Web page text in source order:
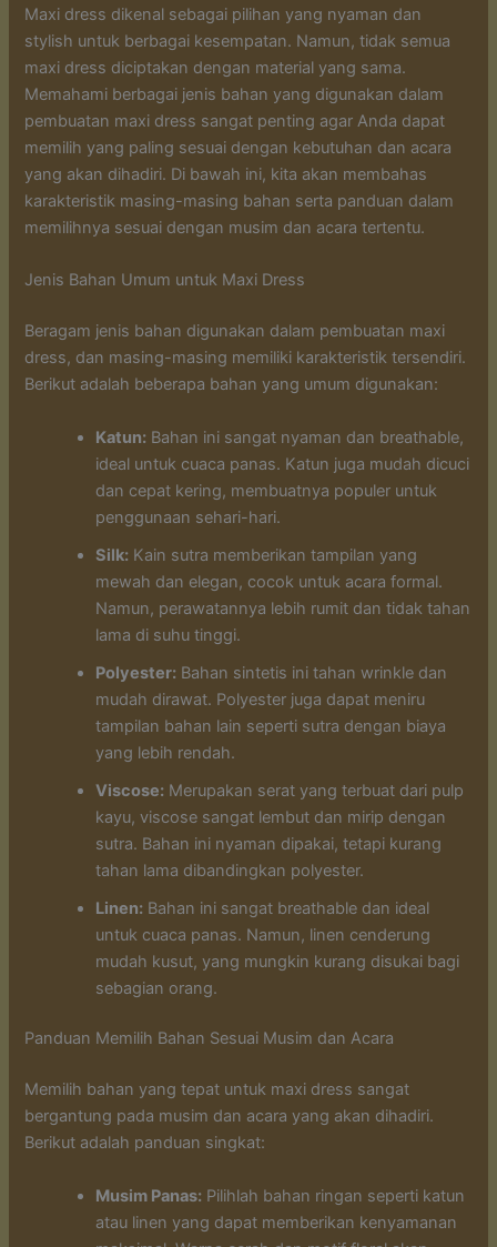
Maxi dress dikenal sebagai pilihan yang nyaman dan
stylish untuk berbagai kesempatan. Namun, tidak semua
maxi dress diciptakan dengan material yang sama.
Memahami berbagai jenis bahan yang digunakan dalam
pembuatan maxi dress sangat penting agar Anda dapat
memilih yang paling sesuai dengan kebutuhan dan acara
yang akan dihadiri. Di bawah ini, kita akan membahas
karakteristik masing-masing bahan serta panduan dalam
memilihnya sesuai dengan musim dan acara tertentu.
Jenis Bahan Umum untuk Maxi Dress
Beragam jenis bahan digunakan dalam pembuatan maxi
dress, dan masing-masing memiliki karakteristik tersendiri.
Berikut adalah beberapa bahan yang umum digunakan:
Katun: Bahan ini sangat nyaman dan breathable,
ideal untuk cuaca panas. Katun juga mudah dicuci
dan cepat kering, membuatnya populer untuk
penggunaan sehari-hari.
Silk: Kain sutra memberikan tampilan yang
mewah dan elegan, cocok untuk acara formal.
Namun, perawatannya lebih rumit dan tidak tahan
lama di suhu tinggi.
Polyester: Bahan sintetis ini tahan wrinkle dan
mudah dirawat. Polyester juga dapat meniru
tampilan bahan lain seperti sutra dengan biaya
yang lebih rendah.
Viscose: Merupakan serat yang terbuat dari pulp
kayu, viscose sangat lembut dan mirip dengan
sutra. Bahan ini nyaman dipakai, tetapi kurang
tahan lama dibandingkan polyester.
Linen: Bahan ini sangat breathable dan ideal
untuk cuaca panas. Namun, linen cenderung
mudah kusut, yang mungkin kurang disukai bagi
sebagian orang.
Panduan Memilih Bahan Sesuai Musim dan Acara
Memilih bahan yang tepat untuk maxi dress sangat
bergantung pada musim dan acara yang akan dihadiri.
Berikut adalah panduan singkat:
Musim Panas: Pilihlah bahan ringan seperti katun
atau linen yang dapat memberikan kenyamanan